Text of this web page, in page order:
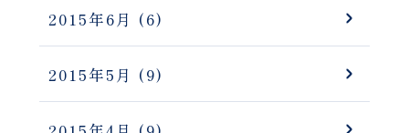
2015年6月 (6)
2015年5月 (9)